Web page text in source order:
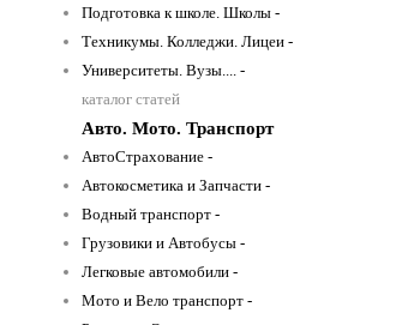
Подготовка к школе. Школы -
Техникумы. Колледжи. Лицеи -
Университеты. Вузы.... -
каталог статей
Авто. Мото. Транспорт
АвтоСтрахование -
Автокосметика и Запчасти -
Водный транспорт -
Грузовики и Автобусы -
Легковые автомобили -
Мото и Вело транспорт -